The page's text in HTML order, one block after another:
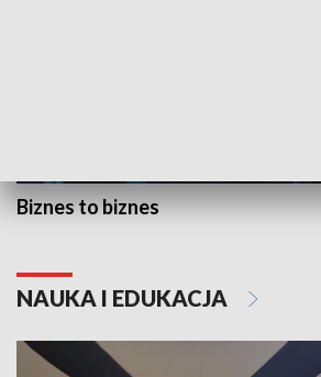
Biznes to biznes
NAUKA I EDUKACJA